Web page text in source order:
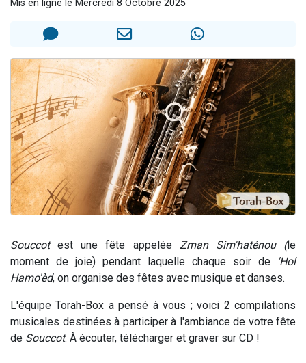
30 personnes viennent de faire un don pour Sauvez la jambe de Yohan
12 nouvelles musiques dans Torah-Box Music
29 personnes viennent de demander une bénédiction
Mis en ligne le Mercredi 8 Octobre 2025
Souccotest une fête appelée Zman Sim'haténou (le
moment de joie) pendant laquelle chaque soir de
'Hol
Hamo'èd, on organise des fêtes avec musique et danses.
L'équipe Torah-Box a pensé à vous ; voici 2 compilations
musicales destinées à participer à l'ambiance de votre fête
de Souccot. À écouter, télécharger et graver sur CD !